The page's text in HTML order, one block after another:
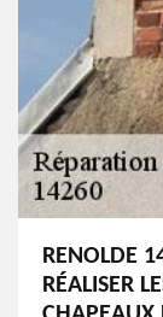
RENOLDE
RÉALISER